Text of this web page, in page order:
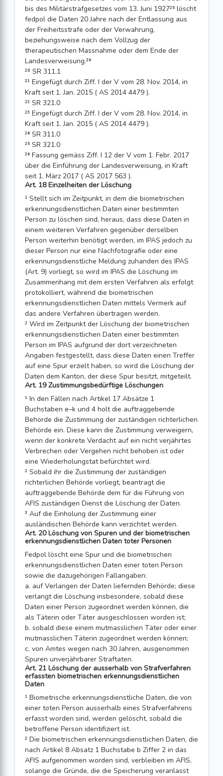
bis des Militärstrafgesetzes vom 13. Juni 1927²⁵ löscht
fedpol die Daten 20 Jahre nach der Entlassung aus
der Freiheitsstrafe oder der Verwahrung,
beziehungsweise nach dem Vollzug der
therapeutischen Massnahme oder dem Ende der
Landesverweisung.²⁶
²⁰ SR 311.1
²¹ Eingefügt durch Ziff. I der V vom 28. Nov. 2014, in
Kraft seit 1. Jan. 2015 ( AS 2014 4479 ).
²² SR 321.0
²³ Eingefügt durch Ziff. I der V vom 28. Nov. 2014, in
Kraft seit 1. Jan. 2015 ( AS 2014 4479 ).
²⁴ SR 311.0
²⁵ SR 321.0
²⁶ Fassung gemäss Ziff. I 12 der V vom 1. Febr. 2017
über die Einführung der Landesverweisung, in Kraft
seit 1. März 2017 ( AS 2017 563 ).
Art. 18 Einzelheiten der Löschung
¹ Stellt sich im Zeitpunkt, in dem die biometrischen
erkennungsdienstlichen Daten einer bestimmten
Person zu löschen sind, heraus, dass diese Daten in
einem weiteren Verfahren gegenüber derselben
Person weiterhin benötigt werden, im IPAS jedoch zu
dieser Person nur eine Nachfotografie oder eine
erkennungsdienstliche Meldung zuhanden des IPAS
(Art. 9) vorliegt, so wird im IPAS die Löschung im
Zusammenhang mit dem ersten Verfahren als erfolgt
protokolliert, während die biometrischen
erkennungsdienstlichen Daten mittels Vermerk auf
das andere Verfahren übertragen werden.
² Wird im Zeitpunkt der Löschung der biometrischen
erkennungsdienstlichen Daten einer bestimmten
Person im IPAS aufgrund der dort verzeichneten
Angaben fest­gestellt, dass diese Daten einen Treffer
auf eine Spur erzielt haben, so wird die Löschung der
Daten dem Kanton, der diese Spur besitzt, mitgeteilt.
Art. 19 Zustimmungsbedürftige Löschungen
¹ In den Fällen nach Artikel 17 Absätze 1
Buchstaben e–k und 4 holt die auftrag­gebende
Behörde die Zustimmung der zuständigen richterlichen
Behörde ein. Diese kann die Zustim­mung verweigern,
wenn der konkrete Verdacht auf ein nicht verjährtes
Verbrechen oder Vergehen nicht behoben ist oder
eine Wiederholungstat befürchtet wird.
² Sobald ihr die Zustimmung der zuständigen
richterlichen Behörde vorliegt, beantragt die
auftraggebende Behörde dem für die Führung von
AFIS zuständigen Dienst die Löschung der Daten.
³ Auf die Einholung der Zustimmung einer
ausländischen Behörde kann verzichtet werden.
Art. 20 Löschung von Spuren und der biometrischen
erkennungsdienstlichen Daten toter Personen
Fedpol löscht eine Spur und die biometrischen
erkennungsdienstlichen Daten einer toten Person
sowie die dazugehörigen Fallangaben:
a. auf Verlangen der Daten liefernden Behörde; diese
verlangt die Löschung insbesondere, sobald diese
Daten einer Person zugeordnet werden können, die
als Täterin oder Täter ausgeschlossen worden ist;
b. sobald diese einem mutmasslichen Täter oder einer
mutmasslichen Täterin zugeordnet werden können;
c. von Amtes wegen nach 30 Jahren, ausgenommen
Spuren unverjährbarer Straftaten.
Art. 21 Löschung der ausserhalb von Strafverfahren
erfassten biometrischen erkennungsdienstlichen
Daten
¹ Biometrische erkennungsdienstliche Daten, die von
einer toten Person ausserhalb eines Strafverfahrens
erfasst worden sind, werden gelöscht, sobald die
betroffene Person identifiziert ist.
² Die biometrischen erkennungsdienstlichen Daten, die
nach Artikel 8 Absatz 1 Buchstabe b Ziffer 2 in das
AFIS aufgenommen worden sind, verbleiben im AFIS,
solange die Gründe, die die Speicherung veranlasst